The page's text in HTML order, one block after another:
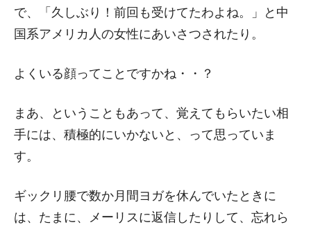
で、「久しぶり！前回も受けてたわよね。」と中
国系アメリカ人の女性にあいさつされたり。
よくいる顔ってことですかね・・？
まあ、ということもあって、覚えてもらいたい相
手には、積極的にいかないと、って思っていま
す。
ギックリ腰で数か月間ヨガを休んでいたときに
は、たまに、メーリスに返信したりして、忘れら